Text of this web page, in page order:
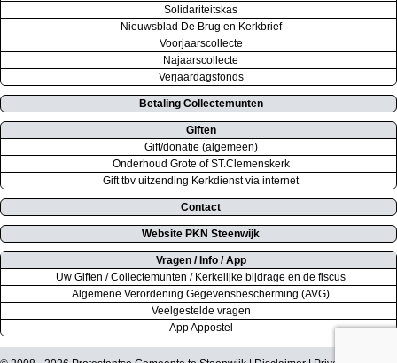
Solidariteitskas
Nieuwsblad De Brug en Kerkbrief
Voorjaarscollecte
Najaarscollecte
Verjaardagsfonds
Betaling Collectemunten
Giften
Gift/donatie (algemeen)
Onderhoud Grote of ST.Clemenskerk
Gift tbv uitzending Kerkdienst via internet
Contact
Website PKN Steenwijk
Vragen / Info / App
Uw Giften / Collectemunten / Kerkelijke bijdrage en de fiscus
Algemene Verordening Gegevensbescherming (AVG)
Veelgestelde vragen
App Appostel